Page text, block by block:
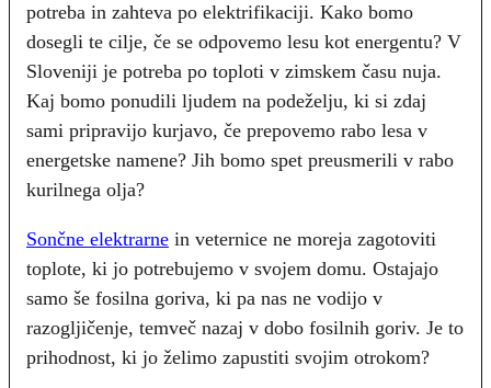
potreba in zahteva po elektrifikaciji. Kako bomo
dosegli te cilje, če se odpovemo lesu kot energentu? V
Sloveniji je potreba po toploti v zimskem času nuja.
Kaj bomo ponudili ljudem na podeželju, ki si zdaj
sami pripravijo kurjavo, če prepovemo rabo lesa v
energetske namene? Jih bomo spet preusmerili v rabo
kurilnega olja?
Sončne elektrarne in veternice ne moreja zagotoviti
toplote, ki jo potrebujemo v svojem domu. Ostajajo
samo še fosilna goriva, ki pa nas ne vodijo v
razogljičenje, temveč nazaj v dobo fosilnih goriv. Je to
prihodnost, ki jo želimo zapustiti svojim otrokom?